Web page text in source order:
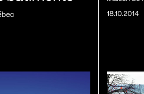
18.10.2014